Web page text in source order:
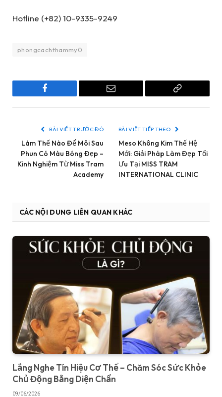
Hotline (+82) 10-9335-9249
phongcachthammy0
Facebook Email
Copy
BÀI VIẾT TRƯỚC ĐÓ
Làm Thế Nào Để Môi Sau
Phun Có Màu Bóng Đẹp –
Kinh Nghiệm Từ Miss Tram
Academy
BÀI VIẾT TIẾP THEO
Meso Không Kim Thế Hệ
Mới: Giải Pháp Làm Đẹp Tối
Ưu Tại MISS TRAM
INTERNATIONAL CLINIC
CÁC NỘI DUNG LIÊN QUAN KHÁC
Lắng Nghe Tín Hiệu Cơ Thể – Chăm Sóc Sức Khỏe
Chủ Động Bằng Diện Chẩn
09/06/2026